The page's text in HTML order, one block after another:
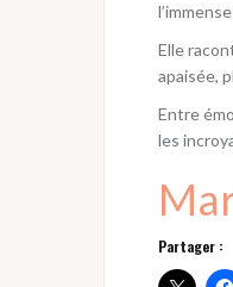
Elle
apaisée,
Entre
les
Partager :